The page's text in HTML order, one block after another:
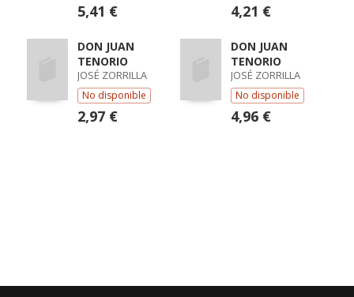
5,41 € 4,21 €
DON JUAN
TENORIO
JOSÉ ZORRILLA
No disponible
2,97 €
DON JUAN
TENORIO
JOSÉ ZORRILLA
No disponible
4,96 €